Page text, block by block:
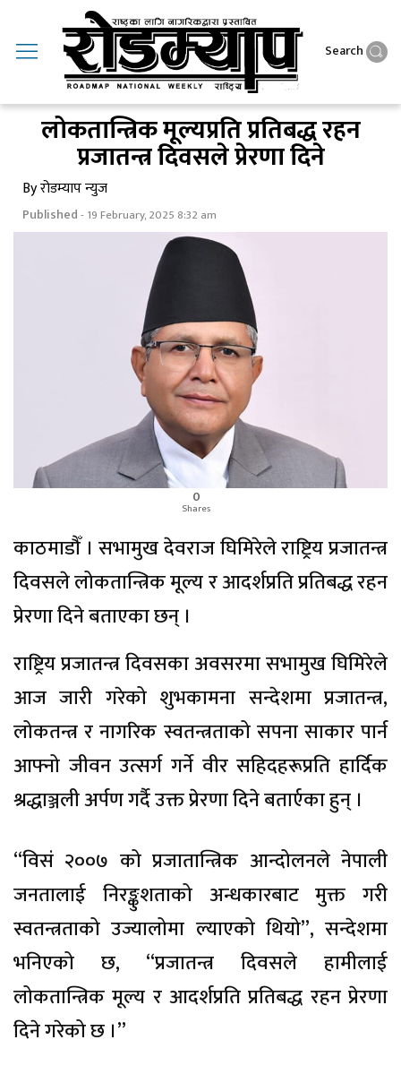
Search
लोकतान्त्रिक मूल्यप्रति प्रतिबद्ध रहन
प्रजातन्त्र दिवसले प्रेरणा दिने
By रोडम्याप न्युज
Published- 19 February, 2025 8:32 am
0
Shares
काठमाडौँ । सभामुख देवराज घिमिरेले राष्ट्रिय प्रजातन्त्र
दिवसले लोकतान्त्रिक मूल्य र आदर्शप्रति प्रतिबद्ध रहन
प्रेरणा दिने बताएका छन् ।
राष्ट्रिय प्रजातन्त्र दिवसका अवसरमा सभामुख घिमिरेले
आज जारी गरेको शुभकामना सन्देशमा प्रजातन्त्र,
लोकतन्त्र र नागरिक स्वतन्त्रताको सपना साकार पार्न
आफ्नो जीवन उत्सर्ग गर्ने वीर सहिदहरूप्रति हार्दिक
श्रद्धाञ्जली अर्पण गर्दै उक्त प्रेरणा दिने बतार्एका हुन् ।
“विसं २००७ को प्रजातान्त्रिक आन्दोलनले नेपाली
जनतालाई निरङ्कुशताको अन्धकारबाट मुक्त गरी
स्वतन्त्रताको उज्यालोमा ल्याएको थियो”, सन्देशमा
भनिएको छ, “प्रजातन्त्र दिवसले हामीलाई
लोकतान्त्रिक मूल्य र आदर्शप्रति प्रतिबद्ध रहन प्रेरणा
दिने गरेको छ ।”